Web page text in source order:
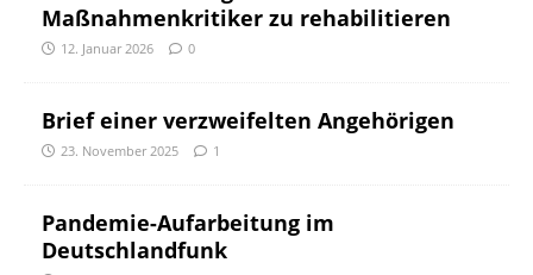
Maßnahmenkritiker zu rehabilitieren
12. Januar 2026 0
Brief einer verzweifelten Angehörigen
23. November 2025 1
Pandemie-Aufarbeitung im
Deutschlandfunk